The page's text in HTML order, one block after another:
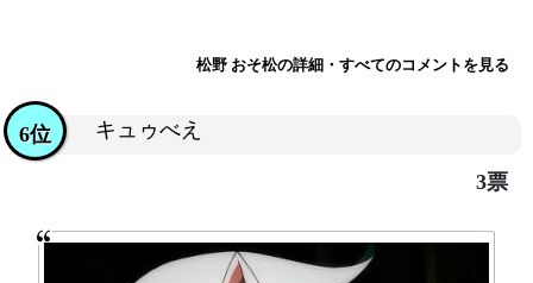
松野 おそ松の詳細・すべてのコメントを見る
キュゥべえ
6位
3票